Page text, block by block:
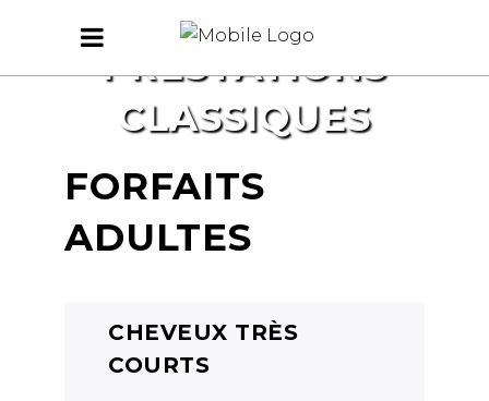
PRESTATIONS
CLASSIQUES
FORFAITS
ADULTES
CHEVEUX TRÈS
COURTS